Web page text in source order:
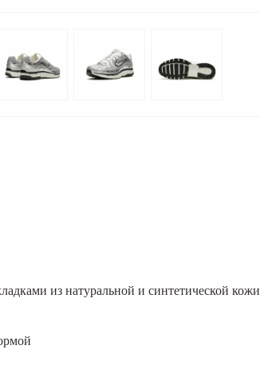
из натуральной и синтетической кожи